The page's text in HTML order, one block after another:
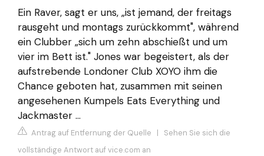
Ein Raver, sagt er uns, „ist jemand, der freitags
rausgeht und montags zurückkommt", während
ein Clubber „sich um zehn abschießt und um
vier im Bett ist." Jones war begeistert, als der
aufstrebende Londoner Club XOYO ihm die
Chance geboten hat, zusammen mit seinen
angesehenen Kumpels Eats Everything und
Jackmaster ...
Antrag auf Entfernung der Quelle | Sehen Sie sich die
vollständige Antwort auf vice.com an